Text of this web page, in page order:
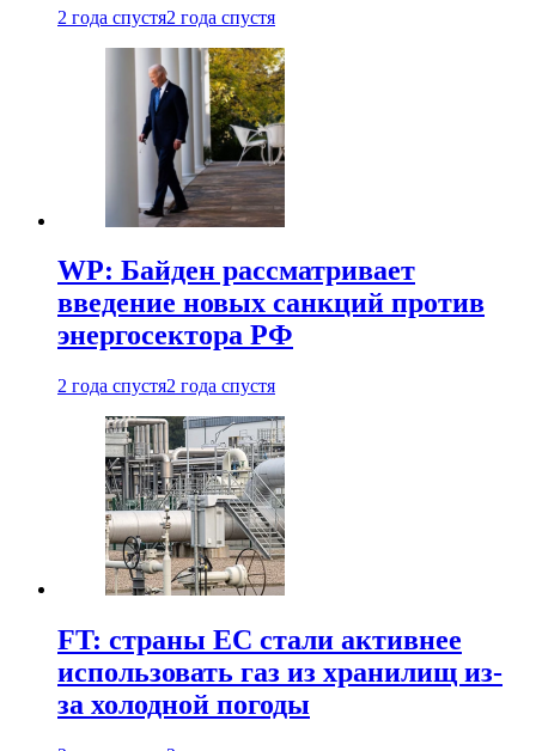
2 года спустя2 года спустя
WP: Байден рассматривает
введение новых санкций против
энергосектора РФ
2 года спустя2 года спустя
FT: страны ЕС стали активнее
использовать газ из хранилищ из-
за холодной погоды